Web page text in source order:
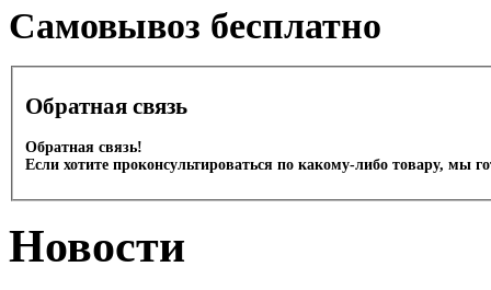
Cамовывоз бесплатно
Обратная связь
Обратная связь!
Если хотите проконсультироваться по какому-либо товару, мы
Новости